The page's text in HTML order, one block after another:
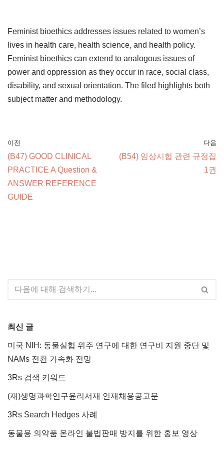
Feminist bioethics addresses issues related to women’s
lives in health care, health science, and health policy.
Feminist bioethics can extend to analogous issues of
power and oppression as they occur in race, social class,
disability, and sexual orientation. The filed highlights both
subject matter and methodology.
이전
(B47) GOOD CLINICAL
PRACTICE A Question &
ANSWER REFERENCE
GUIDE
다음
(B54) 임상시험 관련 규정집
1권
최신 글
미국 NIH: 동물실험 위주 연구에 대한 연구비 지원 중단 및
NAMs 전환 가속화 전망
3Rs 검색 키워드
(재)생명과학연구윤리서재 인재채용공고문
3Rs Search Hedges 사례
동물용 의약품 온라인 불법판매 방지를 위한 홍보 영상